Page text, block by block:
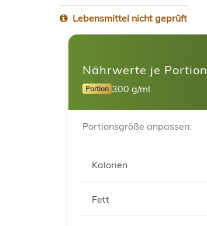
Lebensmittel nicht geprüft
Nährwerte je Portion
Portion 300 g/ml
Portionsgröße anpassen:
Kalorien
Fett